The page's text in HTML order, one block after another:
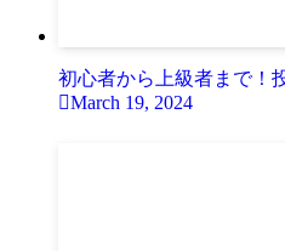
初心者から上級者まで！
March 19, 2024